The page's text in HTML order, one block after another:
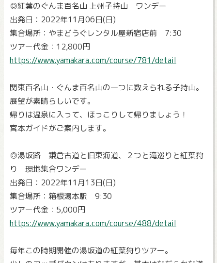
◎紅葉のぐんま百名山 上州子持山 ワンデー
出発日：2022年11月06日(日)
集合場所：やまどうぐレンタル屋新宿店前 7:30
ツアー代金：12,800円
https://www.yamakara.com/course/781/detail
関東百名山・ぐんま百名山の一つに数えられる子持山。
展望が素晴らしいです。
帰りは温泉に入って、ほっこりして帰りましょう！
宮本ガイドがご案内します。
◎湯坂路 鎌倉古道と旧東海道、２つと滝巡りと紅葉狩
り 現地集合ワンデー
出発日：2022年11月13日(日)
集合場所：箱根湯本駅 9:30
ツアー代金：5,000円
https://www.yamakara.com/course/488/detail
毎年この時期開催の湯坂道の紅葉狩りツアー。